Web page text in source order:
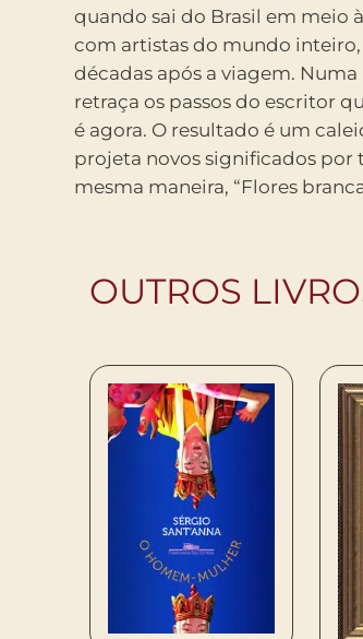
quando sai do Brasil em meio
com artistas do mundo
décadas após a viagem.
retraça os passos do escritor
é agora. O resultado é um
projeta novos significados por
mesma maneira, “Flores
passado. Lembranças de
primeiro cigarro, de mulheres
isso serve de pretexto para que
com o leitor um
complexo e múltiplo quanto
histórias traz o grande
OUTROS